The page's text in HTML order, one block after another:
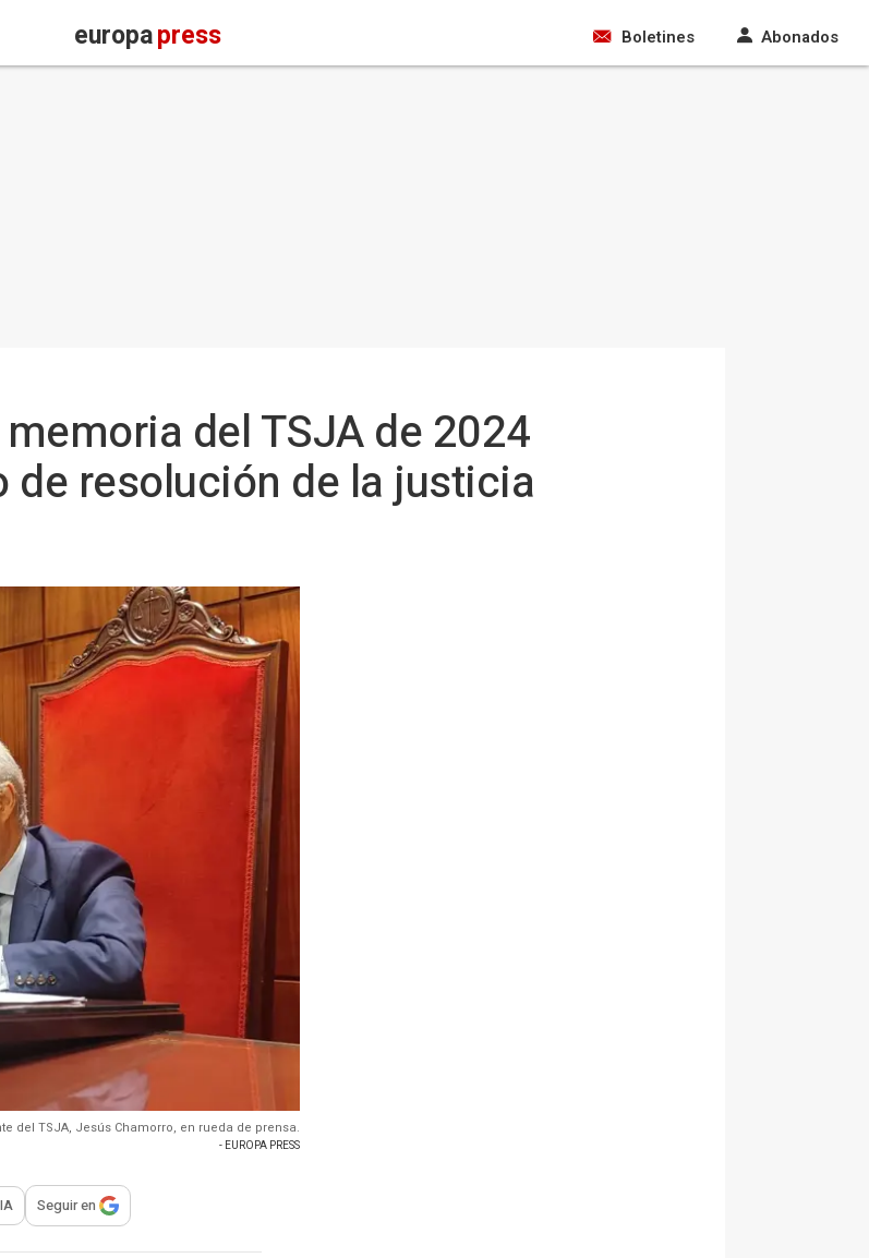
europapress Boletines Abonados
del TSJA de 2024
resolución de la justicia
del TSJA, Jesús Chamorro, en rueda de prensa.
- EUROPA PRESS
para compartir
IA Seguir en